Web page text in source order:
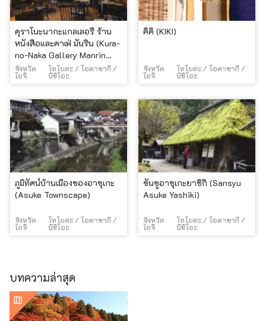
คุราโนะนากะแกลเลอรี ร้าน
หนังสือและคาเฟ่ มันริน (Kura-
no-Naka Gallery Manrin
Bookshop & Café)
จังหวัด
ไอจิ
โทโยตะ / โอคาซากิ /
นิชิโอะ
คิคิ (KIKI)
จังหวัด
ไอจิ
โทโยตะ / โอคาซากิ /
นิชิโอะ
ภูมิทัศน์บ้านเมืองของอาซุเกะ
(Asuke Townscape)
จังหวัด
ไอจิ
โทโยตะ / โอคาซากิ /
นิชิโอะ
ซันชูอาซุเกะยาชิกิ (Sansyu
Asuke Yashiki)
จังหวัด
ไอจิ
โทโยตะ / โอคาซากิ /
นิชิโอะ
บทความล่าสุด